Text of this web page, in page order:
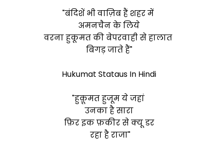
"बंदिशें भी वाज़िब हैं शहर में
अमनचैन के लिये
वरना हुकूमत की बेपरवाही से हालात
बिगड़ जाते हैं"
Hukumat Stataus In Hindi
"हुक़ूमत हुजूम ये जहां
उनका है सारा
फ़िर इक फ़कीर से क्यू डर
रहा है राजा"